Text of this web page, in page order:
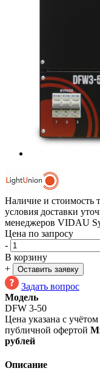
Наличие и стоимость
условия доставки
менеджеров VIDAU
Цена по запросу
-
В корзину
+
Оставить заявку
Задать вопрос
Модель
DFW 3-50
Цена указана с
публичной офертой
рублей
Описание